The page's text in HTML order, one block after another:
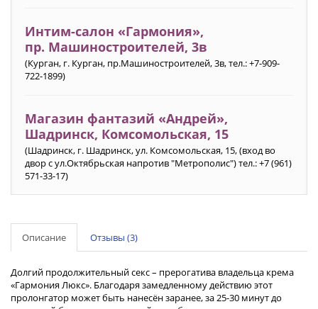
Интим-салон «Гармония»‎,
пр. Машиностроителей, 3в
(Курган, г. Курган, пр.Машиностроителей, 3в, тел.: +7-909-
722-1899)
Магазин фантазий «Андрей»,
Шадринск, Комсомольская, 15
(Шадринск, г. Шадринск, ул. Комсомольская, 15, (вход во
двор с ул.Октябрьская напротив "Метрополис") тел.: +7 (961)
571-33-17)
Описание Отзывы (3)
Долгий продолжительный секс – прерогатива владельца крема
«Гармония Люкс». Благодаря замедленному действию этот
пролонгатор может быть нанесён заранее, за 25-30 минут до